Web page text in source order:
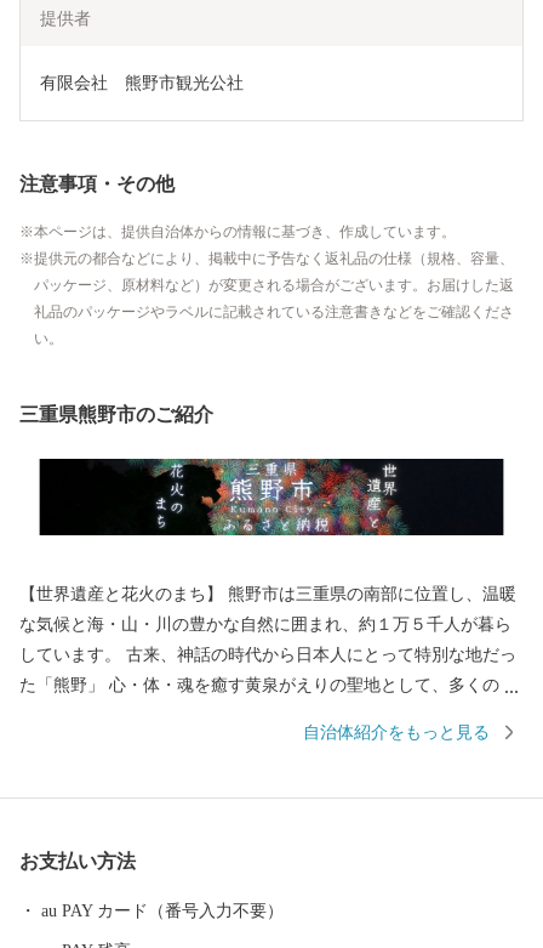
提供者
有限会社　熊野市観光公社
注意事項・その他
本ページは、提供自治体からの情報に基づき、作成しています。
提供元の都合などにより、掲載中に予告なく返礼品の仕様（規格、容量、
パッケージ、原材料など）が変更される場合がございます。お届けした返
礼品のパッケージやラベルに記載されている注意書きなどをご確認くださ
い。
三重県熊野市のご紹介
【世界遺産と花火のまち】 熊野市は三重県の南部に位置し、温暖
な気候と海・山・川の豊かな自然に囲まれ、約１万５千人が暮ら
しています。 古来、神話の時代から日本人にとって特別な地だっ
た「熊野」 心・体・魂を癒す黄泉がえりの聖地として、多くの
「熊野古道」 海を見下ろすような巨岩の「獅子岩」 日本最古の神
余年もの伝統を誇り、約１万発の大迫力の花火や 世界遺産に轟く
音と光を楽しもうと 全国から多くの人が訪れます。
自治体紹介をもっと見る
お支払い方法
au PAY カード（番号入力不要）